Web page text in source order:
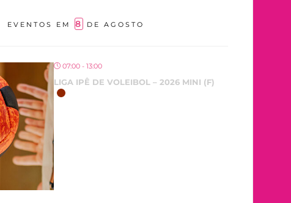
EVENTOS EM 8 DE AGOSTO
07:00 - 13:00
LIGA IPÊ DE VOLEIBOL – 2026 MINI (F)